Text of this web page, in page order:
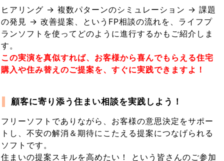
ヒアリング → 複数パターンのシミュレーション → 課題
の発見 → 改善提案、というFP相談の流れを、ライフプ
ランソフトを使ってどのように進行するかもご紹介しま
す。
この実演を真似すれば、お客様から喜んでもらえる住宅
購入や住み替えのご提案を、すぐに実践できますよ！
顧客に寄り添う住まい相談を実践しよう！
フリーソフトでありながら、お客様の意思決定をサポー
トし、不安の解消＆期待にこたえる提案につなげられる
ソフトです。
住まいの提案スキルを高めたい！ という皆さんのご参加